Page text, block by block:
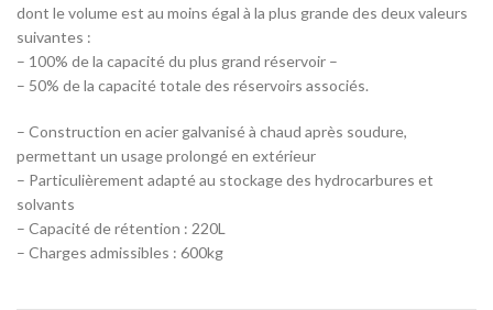
dont le volume est au moins égal à la plus grande des deux valeurs
suivantes :
– 100% de la capacité du plus grand réservoir –
– 50% de la capacité totale des réservoirs associés.
– Construction en acier galvanisé à chaud après soudure,
permettant un usage prolongé en extérieur
– Particulièrement adapté au stockage des hydrocarbures et
solvants
– Capacité de rétention : 220L
– Charges admissibles : 600kg